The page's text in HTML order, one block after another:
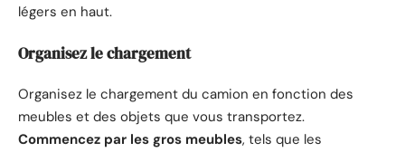
légers en haut.
Organisez le chargement
Organisez le chargement du camion en fonction des
meubles et des objets que vous transportez.
Commencez par les gros meubles, tels que les